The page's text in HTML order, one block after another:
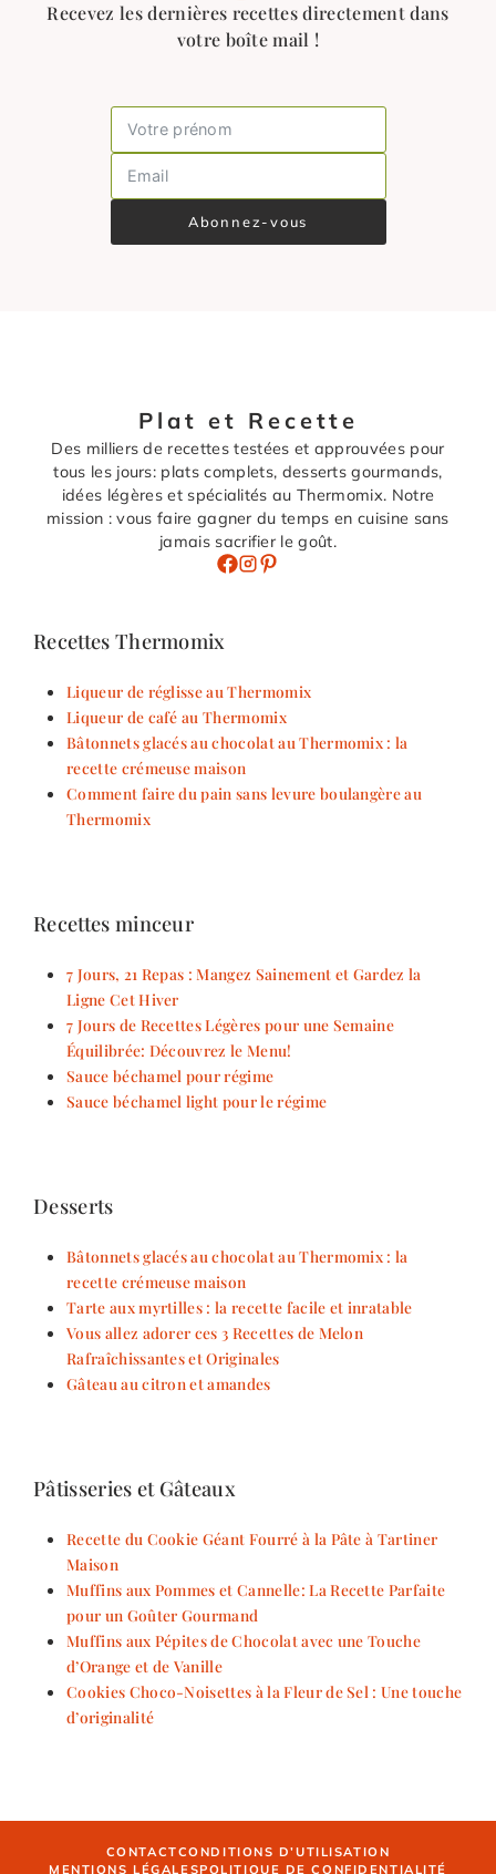
Recevez les dernières recettes directement dans
votre boîte mail !
Abonnez-vous
Plat et Recette
Des milliers de recettes testées et approuvées pour
tous les jours: plats complets, desserts gourmands,
idées légères et spécialités au Thermomix. Notre
mission : vous faire gagner du temps en cuisine sans
jamais sacrifier le goût.
Recettes Thermomix
Liqueur de réglisse au Thermomix
Liqueur de café au Thermomix
Bâtonnets glacés au chocolat au Thermomix : la
recette crémeuse maison
Comment faire du pain sans levure boulangère au
Thermomix
Recettes minceur
7 Jours, 21 Repas : Mangez Sainement et Gardez la
Ligne Cet Hiver
7 Jours de Recettes Légères pour une Semaine
Équilibrée: Découvrez le Menu!
Sauce béchamel pour régime
Sauce béchamel light pour le régime
Desserts
Bâtonnets glacés au chocolat au Thermomix : la
recette crémeuse maison
Tarte aux myrtilles : la recette facile et inratable
Vous allez adorer ces 3 Recettes de Melon
Rafraîchissantes et Originales
Gâteau au citron et amandes
Pâtisseries et Gâteaux
Recette du Cookie Géant Fourré à la Pâte à Tartiner
Maison
Muffins aux Pommes et Cannelle: La Recette Parfaite
pour un Goûter Gourmand
Muffins aux Pépites de Chocolat avec une Touche
d’Orange et de Vanille
Cookies Choco-Noisettes à la Fleur de Sel : Une touche
d’originalité
CONTACTCONDITIONS D’UTILISATION
MENTIONS LÉGALESPOLITIQUE DE CONFIDENTIALITÉ